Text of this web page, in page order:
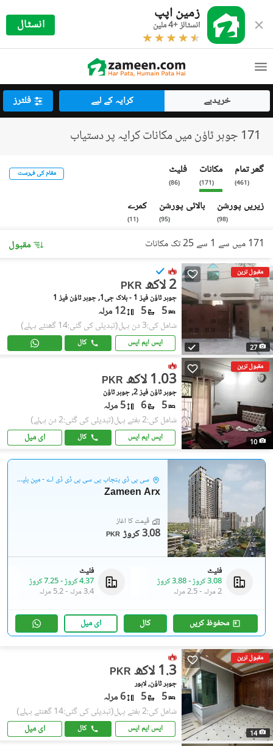
زمین اپپ
انسٹالز +4 ملین انسٹال
خریدیے کرایہ کے لیے فلٹرز
171 جوہر ٹاؤن میں مکانات کرایہ پر دستیاب
گھر تمام
(
461
)
مکانات
(
171
)
فلیٹ
(
86
)
زیریں پورشن
(
98
)
بالائی پورشن
(
95
)
کمرے
(
11
)
مقام کی فہرست
171 میں سے 1 سے 25 تک مکانات مقبول
مقبول ترین
27
PKR 2 لاکھ
جوہر ٹاؤن فیز 1 - بلاک جی1, جوہر ٹاؤن فیز 1
5
5 12 مرلہ
شامل کی:3 دن پہل (تبدیلی کی گئی:14 گھنٹے پہلے)
ایس ایم ایس کال
مقبول ترین
10
PKR 1.03 لاکھ
جوہر ٹاؤن فیز 2, جوہر ٹاؤن
5
6 5 مرلہ
شامل کی:2 ہفتے پہل (تبدیلی کی گئی:2 دن پہلے)
ایس ایم ایس کال ای میل
سی بی ڈی پنجاب پی سی بی ڈی ڈی اے - مین بلیوارڈ گلبرگ
Zameen Arx
قیمت کا آغاز
PKR 3.08 کروڑ
فلیٹ
3.08 کروڑ
-3.88 کروڑ
2 مرلہ
-2.5 مرلہ
فلیٹ
4.37 کروڑ
-7.25 کروڑ
3.4 مرلہ
-5.2 مرلہ
محفوظ کریں کال ای میل
مقبول ترین
14
PKR 1.3 لاکھ
جوہر ٹاؤن, لاہور
5
5 6 مرلہ
شامل کی:2 ہفتے پہل (تبدیلی کی گئی:14 گھنٹے پہلے)
ایس ایم ایس کال ای میل